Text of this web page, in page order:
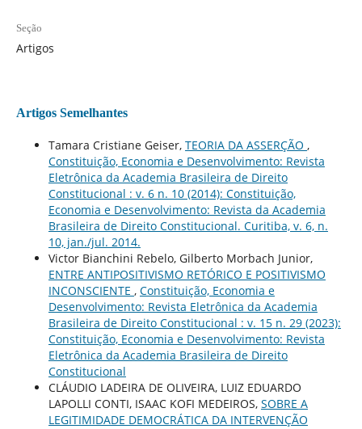
Seção
Artigos
Artigos Semelhantes
Tamara Cristiane Geiser, TEORIA DA ASSERÇÃO ,
Constituição, Economia e Desenvolvimento: Revista
Eletrônica da Academia Brasileira de Direito
Constitucional : v. 6 n. 10 (2014): Constituição,
Economia e Desenvolvimento: Revista da Academia
Brasileira de Direito Constitucional. Curitiba, v. 6, n.
10, jan./jul. 2014.
Victor Bianchini Rebelo, Gilberto Morbach Junior,
ENTRE ANTIPOSITIVISMO RETÓRICO E POSITIVISMO
INCONSCIENTE , Constituição, Economia e
Desenvolvimento: Revista Eletrônica da Academia
Brasileira de Direito Constitucional : v. 15 n. 29 (2023):
Constituição, Economia e Desenvolvimento: Revista
Eletrônica da Academia Brasileira de Direito
Constitucional
CLÁUDIO LADEIRA DE OLIVEIRA, LUIZ EDUARDO
LAPOLLI CONTI, ISAAC KOFI MEDEIROS, SOBRE A
LEGITIMIDADE DEMOCRÁTICA DA INTERVENÇÃO